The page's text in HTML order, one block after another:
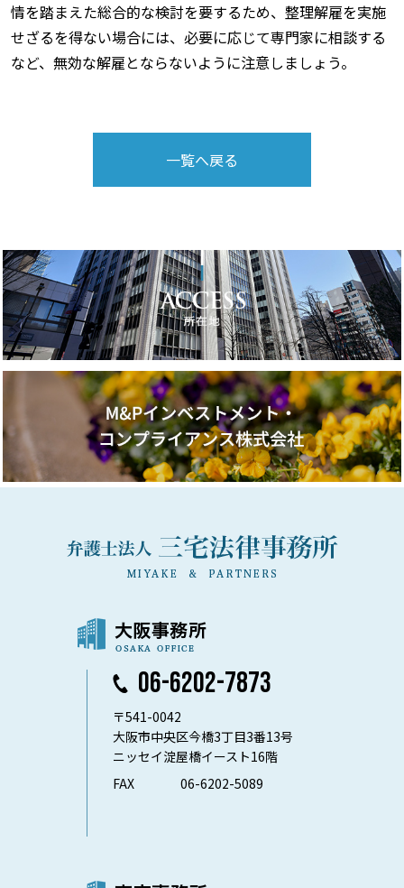
情を踏まえた総合的な検討を要するため、整理解雇を実施
せざるを得ない場合には、必要に応じて専門家に相談する
など、無効な解雇とならないように注意しましょう。
一覧へ戻る
06-6202-7873
〒541-0042
大阪市中央区今橋3丁目3番13号
ニッセイ淀屋橋イースト16階
FAX
06-6202-5089